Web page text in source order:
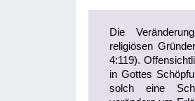
Die
religiösen
4:119).
in Gottes
solch eine